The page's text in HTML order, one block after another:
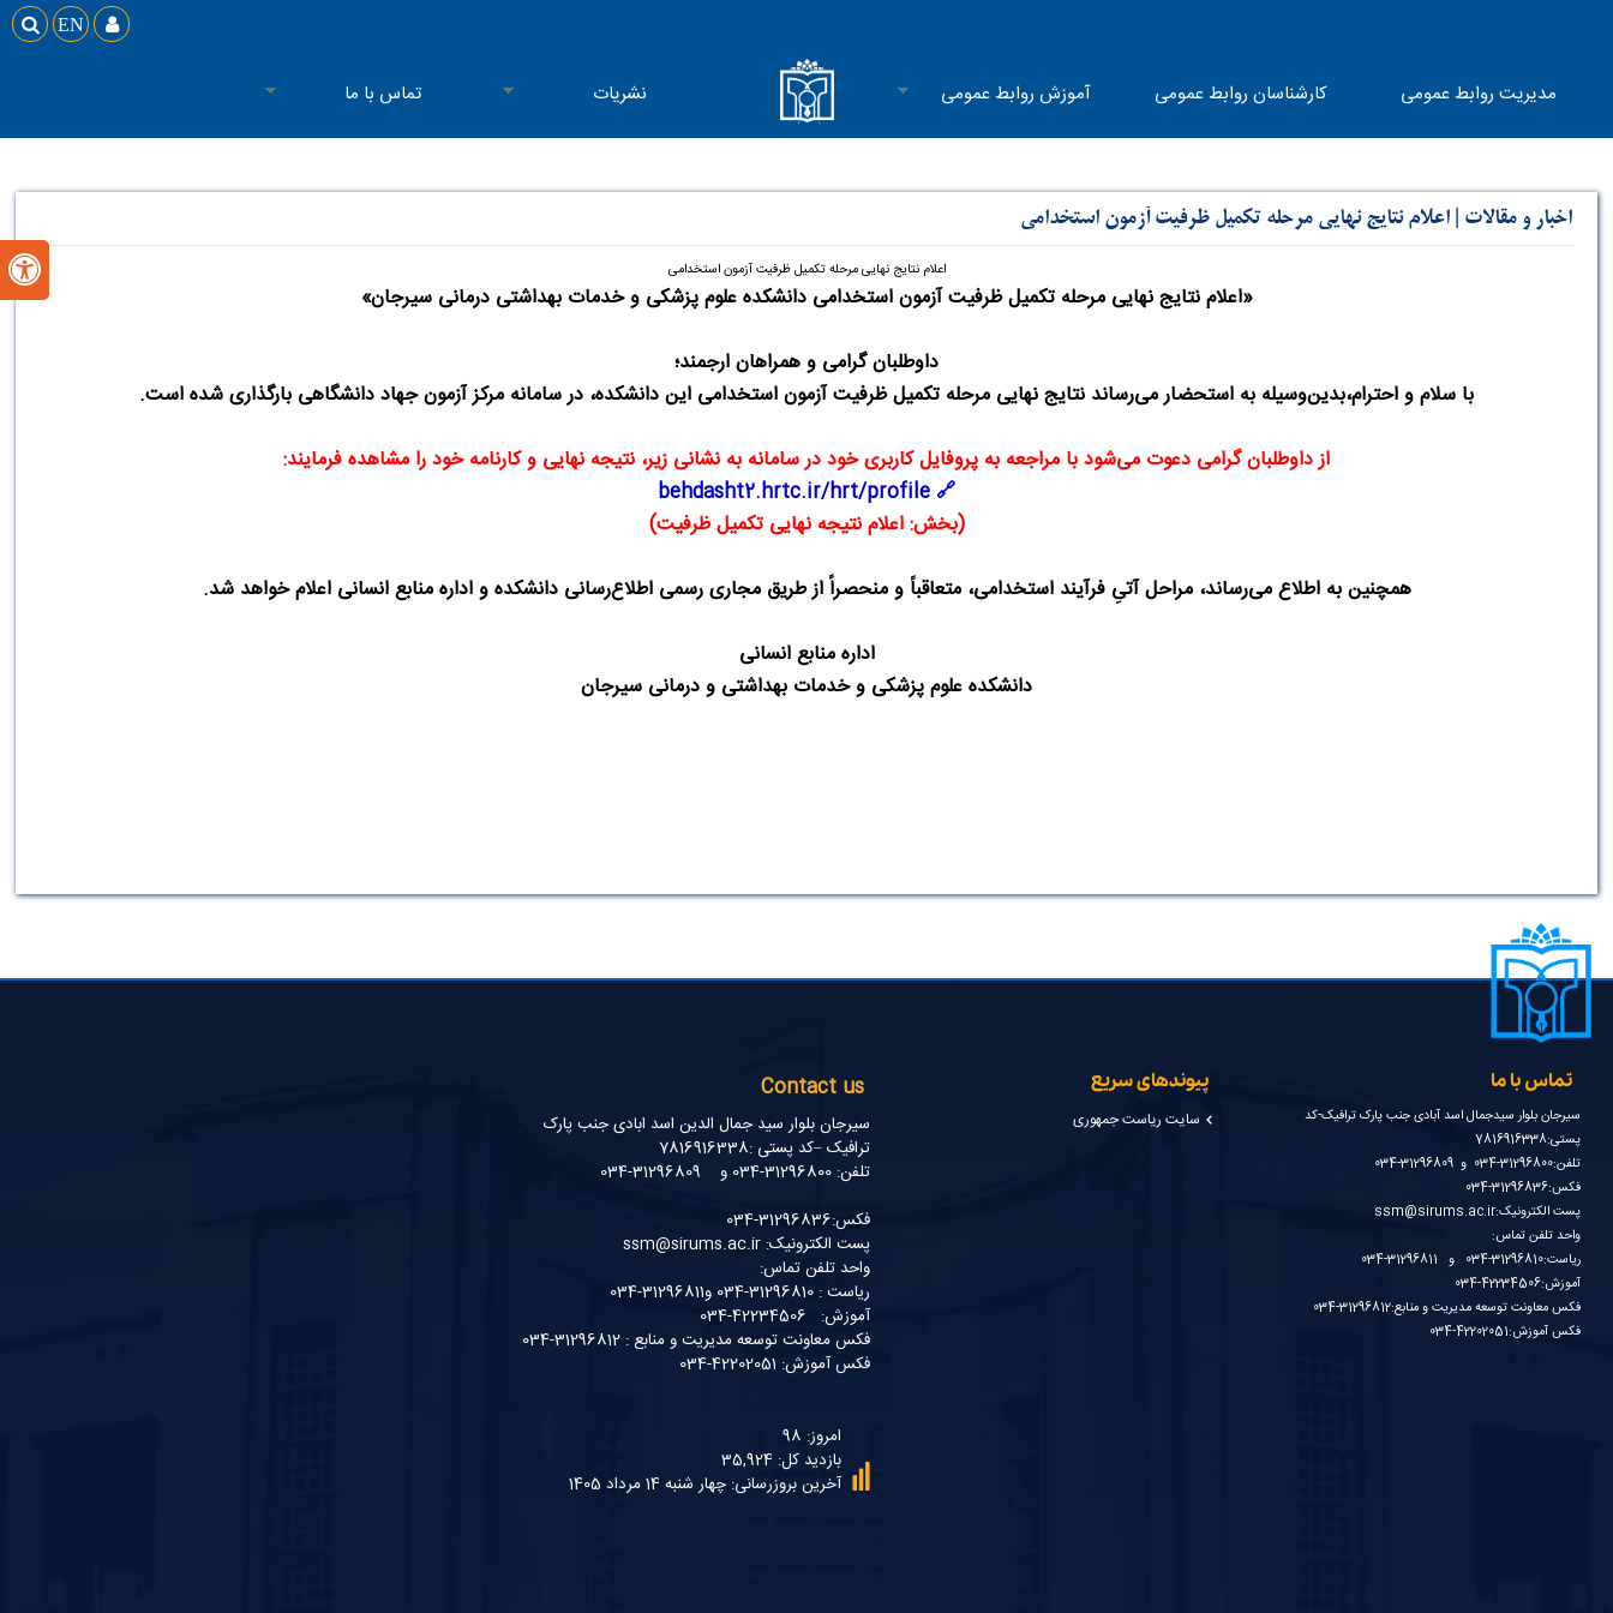
 EN 
مدیریت روابط عمومی کارشناسان روابط عمومی آموزش روابط عمومی نشریات تماس با ما
اخبار و مقالات |اعلام نتایج نهایی مرحله تکمیل ظرفیت آزمون استخدامی
اعلام نتایج نهایی مرحله تکمیل ظرفیت آزمون استخدامی
«اعلام نتایج نهایی مرحله تکمیل ظرفیت آزمون استخدامی دانشکده علوم پزشکی و خدمات بهداشتی درمانی سیرجان»
داوطلبان گرامی و همراهان ارجمند؛
با سلام و احترام،بدین‌وسیله به استحضار می‌رساند نتایج نهایی مرحله تکمیل ظرفیت آزمون استخدامی این دانشکده، در سامانه مرکز آزمون جهاد دانشگاهی بارگذاری شده است.
از داوطلبان گرامی دعوت می‌شود با مراجعه به پروفایل کاربری خود در سامانه به نشانی زیر، نتیجه نهایی و کارنامه خود را مشاهده فرمایند:
🔗 behdasht2.hrtc.ir/hrt/profile
(بخش: اعلام نتیجه نهایی تکمیل ظرفیت)
همچنین به اطلاع می‌رساند، مراحل آتیِ فرآیند استخدامی، متعاقباً و منحصراً از طریق مجاری رسمی اطلاع‌رسانی دانشکده و اداره منابع انسانی اعلام خواهد شد.
اداره منابع انسانی
دانشکده علوم پزشکی و خدمات بهداشتی و درمانی سیرجان
تماس با ما
سیرجان بلوار سیدجمال اسد آبادی جنب پارک ترافیک-کد
پستی:7816916338
تلفن:31296800-034 و 31296809-034
فکس:31296836-034
پست الکترونیک:ssm@sirums.ac.ir
واحد تلفن تماس:
ریاست:31296810-034 و 31296811-034
آموزش:42234506-034
فکس معاونت توسعه مدیریت و منابع:31296812-034
فکس آموزش:42202051-034
پیوندهای سریع
سایت ریاست جمهوری
Contact us
سیرجان بلوار سید جمال الدین اسد ابادی جنب پارک
ترافیک –کد پستی :7816916338
تلفن: 31296800-034 و 31296809-034
فکس:31296836-034
پست الکترونیک: ssm@sirums.ac.ir
واحد تلفن تماس:
ریاست : 31296810-034 و31296811-034
آموزش: 42234506-034
فکس معاونت توسعه مدیریت و منابع : 31296812-034
فکس آموزش: 42202051-034
امروز: 98
بازدید کل: 35,924
آخرین بروزرسانی: چهار شنبه 14 مرداد 1405
